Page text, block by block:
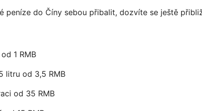
peníze do Číny sebou přibalit, dozvíte se ještě
1 RMB
litru od 3,5 RMB
od 35 RMB